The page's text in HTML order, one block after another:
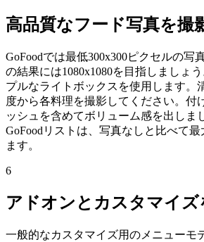
高品質なフード写真を撮
GoFoodでは最低300x300ピクセルの写
の結果には1080x1080を目指しましょ
プルなライトボックスを使用します。
度から各料理を撮影してください。付
ッシュを含めてボリューム感を出しま
GoFoodリストは、写真なしと比べて
ます。
6
アドオンとカスタマイズ
一般的なカスタマイズ用のメニューモ